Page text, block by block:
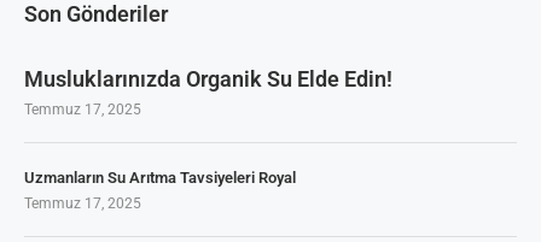
Son Gönderiler
Musluklarınızda Organik Su Elde Edin!
Temmuz 17, 2025
Uzmanların Su Arıtma Tavsiyeleri Royal
Temmuz 17, 2025